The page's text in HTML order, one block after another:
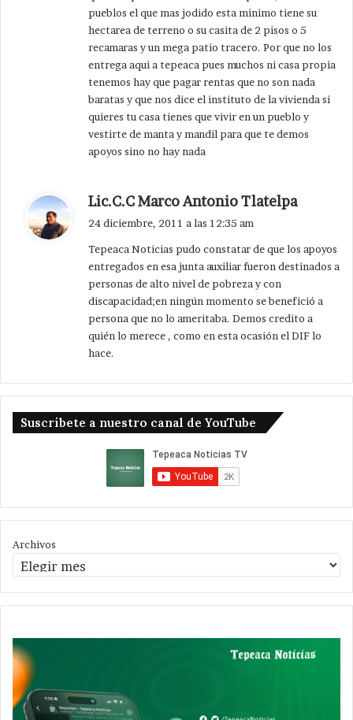
pueblos el que mas jodido esta minimo tiene su
hectarea de terreno o su casita de 2 pisos o 5
recamaras y un mega patio tracero. Por que no los
entrega aqui a tepeaca pues muchos ni casa propia
tenemos hay que pagar rentas que no son nada
baratas y que nos dice el instituto de la vivienda si
quieres tu casa tienes que vivir en un pueblo y
vestirte de manta y mandil para que te demos
apoyos sino no hay nada
Lic.C.C Marco Antonio Tlatelpa
e
:
24 diciembre, 2011 a las 12:35 am
Tepeaca Noticias pudo constatar de que los apoyos
entregados en esa junta auxiliar fueron destinados a
personas de alto nivel de pobreza y con
discapacidad;en ningún momento se benefició a
persona que no lo ameritaba. Demos credito a
quién lo merece , como en esta ocasión el DIF lo
hace.
Suscribete a nuestro canal de YouTube
Archivos